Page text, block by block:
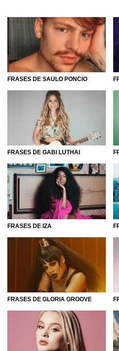
que temos um lugarzinho
conteúdos sobre esse
um pouco mais sobre esse
os artistas que dão vida ao
com a gente músicas
o pop surgiu? Se não, não tem
para
Esse estilo musical, visto
popular", ou seja, surgida no
de 50 nos Estados Unidos e
eclética, incorpora em si
música latina, soul
próprios, os quais não o
características, mesmo
canções de média duração,
refrões e batidas
produzidas e quase
Dessa forma, a música pop
mais fácil de ser vendido. Mas
nós o amamos e sabemos que,
sendo os principais, temos
transformaram o movimento ao
a música para trazer
Bom, agora que você já
esse estilo musical, é a hora
um pouco mais de suas
FRASES DE SAULO PONCIO
FRASES DE GABI LUTHAI
FRASES DE IZA
FRASES DE GLORIA GROOVE